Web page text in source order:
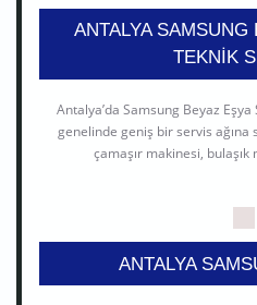
ANTALYA SAMSUNG
TEKNIK
Antalya’da Samsung Beyaz
genelinde geniş bir servis ağına
çamaşır makinesi, bulaşık
ANTALYA